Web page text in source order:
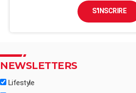
S'INSCRIRE
NEWSLETTERS
Lifestyle